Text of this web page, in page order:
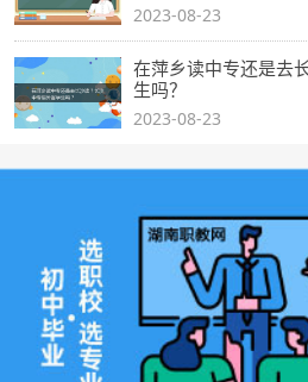
2023-08-23
在萍乡读中专还是去
生吗？
2023-08-23